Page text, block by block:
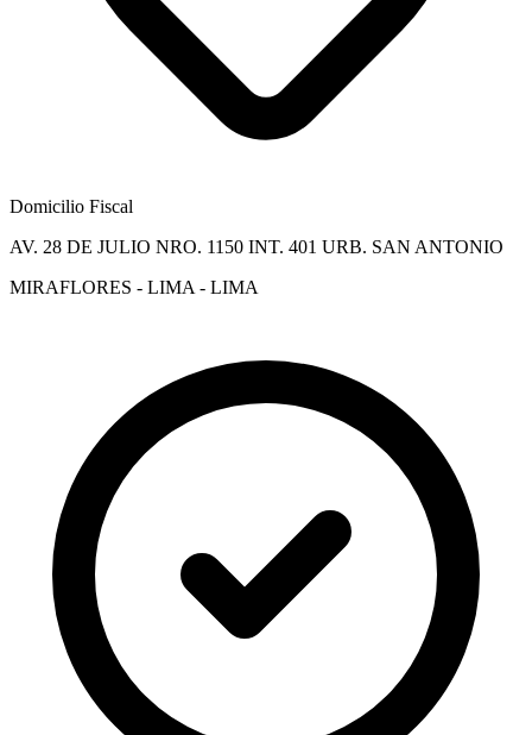
Domicilio Fiscal
AV. 28 DE JULIO NRO. 1150 INT. 401 URB. SAN ANTONIO
MIRAFLORES - LIMA - LIMA